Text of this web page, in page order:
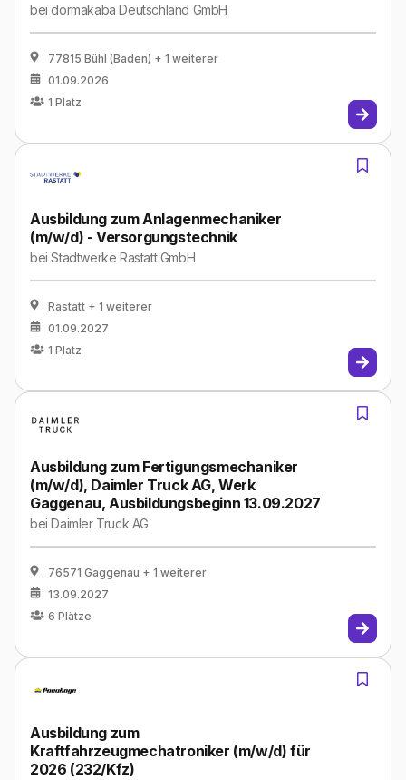
beidormakaba Deutschland GmbH
77815 Bühl (Baden) + 1 weiterer
01.09.2026
1 Platz
Ausbildung zum Anlagenmechaniker
(m/w/d) - Versorgungstechnik
beiStadtwerke Rastatt GmbH
Rastatt + 1 weiterer
01.09.2027
1 Platz
Ausbildung zum Fertigungsmechaniker
(m/w/d), Daimler Truck AG, Werk
Gaggenau, Ausbildungsbeginn 13.09.2027
beiDaimler Truck AG
76571 Gaggenau + 1 weiterer
13.09.2027
6 Plätze
Ausbildung zum
Kraftfahrzeugmechatroniker (m/w/d) für
2026 (232/Kfz)